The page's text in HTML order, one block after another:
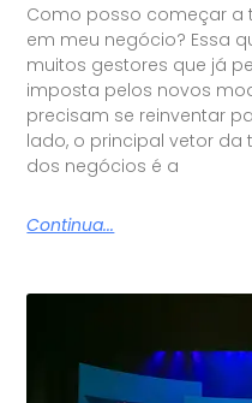
Como posso começar a
em meu negócio? Essa
muitos gestores que já
imposta pelos novos
precisam se reinventar
lado, o principal vetor
dos negócios é a
Continua...